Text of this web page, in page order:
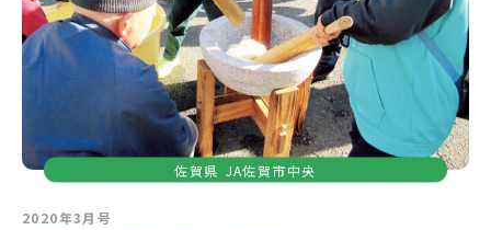
佐賀県 JA佐賀市中央
2020年3月号